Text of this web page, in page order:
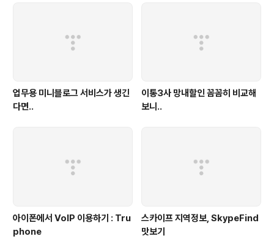
업무용 미니블로그 서비스가 생긴
다면..
이통3사 망내할인 꼼꼼히 비교해
보니..
아이폰에서 VoIP 이용하기 : Tru
phone
스카이프 지역정보, SkypeFind
맛보기